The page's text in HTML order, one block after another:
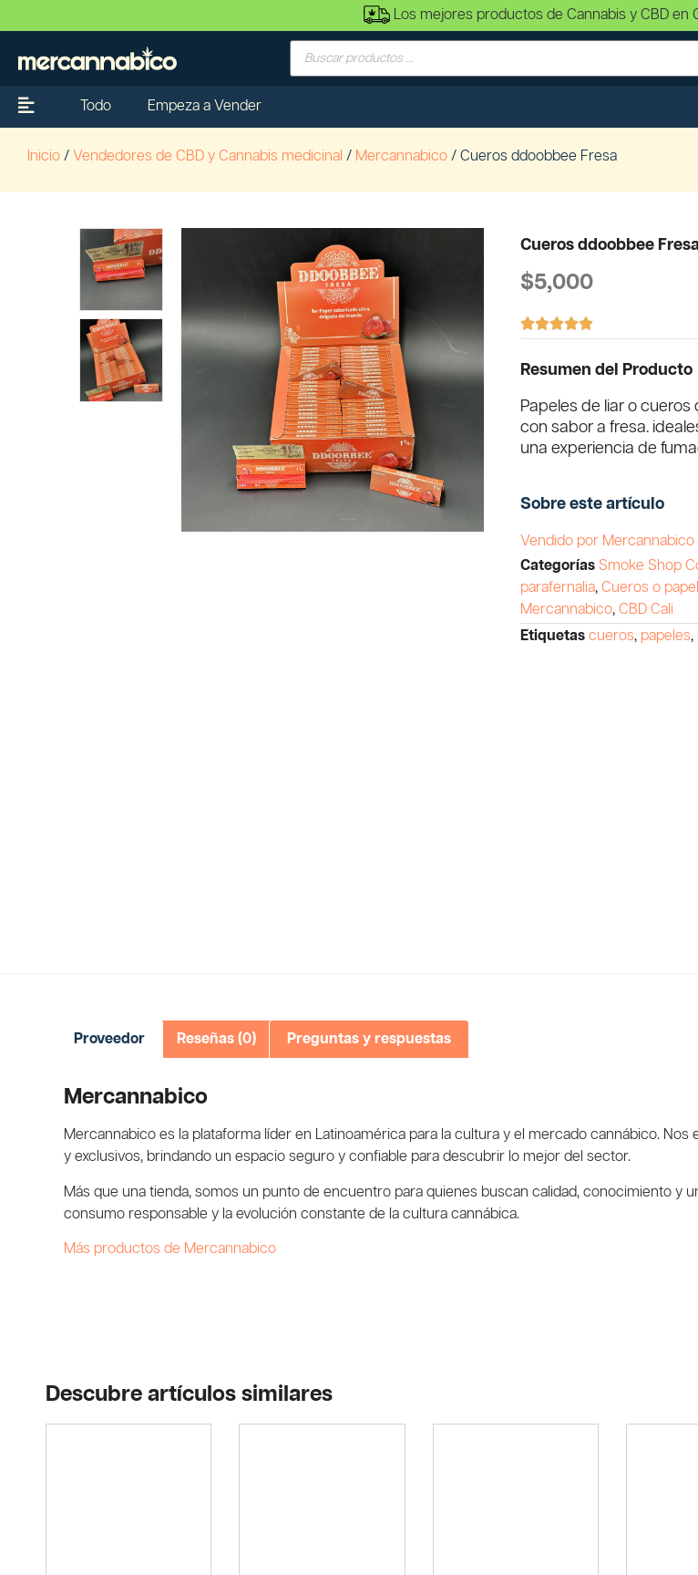
Los mejores productos de Cannabis y CBD en
Todo Empeza a Vender
Inicio / Vendedores de CBD y Cannabis medicinal / Mercannabico / Cueros ddoobbee Fresa
Cueros ddoobbee Fresa
$5,000

Resumen del Producto
Papeles de liar o
con sabor a fresa.
una experiencia de
Sobre este artículo
Vendido por Mercannabico
Categorías Smoke Shop
parafernalia,Cueros o
Mercannabico,CBD Cali
Etiquetas cueros, papeles,
Proveedor Reseñas (0) Preguntas y respuestas
Mercannabico
Mercannabico es la plataforma líder en Latinoamérica para la cultura y el mercado cannábico.
y exclusivos, brindando un espacio seguro y confiable para descubrir lo mejor del sector.
Más que una tienda, somos un punto de encuentro para quienes buscan calidad, conocimiento y
consumo responsable y la evolución constante de la cultura cannábica.
Más productos de Mercannabico
Descubre artículos similares